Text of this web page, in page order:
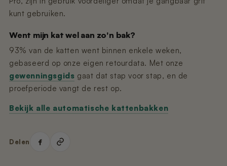
kunt gebruiken.
Went mijn kat wel aan zo'n bak?
93% van de katten went binnen enkele weken,
gebaseerd op onze eigen retourdata. Met onze
gewenningsgids gaat dat stap voor stap, en de
proefperiode vangt de rest op.
Bekijk alle automatische kattenbakken
Delen